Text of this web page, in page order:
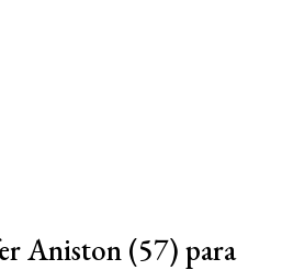
Aniston (57) para